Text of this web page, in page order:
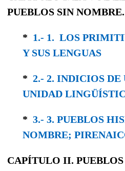
PUEBLOS SIN NOMBRE.
* 1.- 1. LOS
Y SUS LENGUAS
* 2.- 2. INDICIOS DE
UNIDAD
* 3.- 3. PUEBLOS
NOMBRE;
CAPÍTULO II.